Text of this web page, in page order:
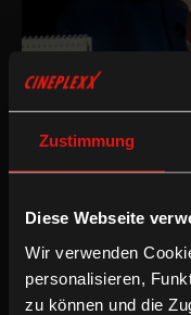
Zustimmung
Diese Webseite
Wir verwenden
personalisieren,
zu können und die
Drama/1990
Regie:Houchang Allahyari
Kamera:Herbert
Sprache & Untertitel:
Drama Englische UT